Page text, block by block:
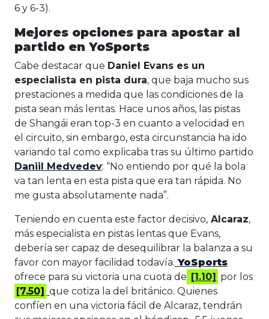
6 y 6-3).
Mejores opciones para apostar al
partido en YoSports
Cabe destacar que Daniel Evans es un
especialista en pista dura, que baja mucho sus
prestaciones a medida que las condiciones de la
pista sean más lentas. Hace unos años, las pistas
de Shangái eran top-3 en cuanto a velocidad en
el circuito, sin embargo, esta circunstancia ha ido
variando tal como explicaba tras su último partido
Daniil Medvedev: “No entiendo por qué la bola
va tan lenta en esta pista que era tan rápida. No
me gusta absolutamente nada”.
Teniendo en cuenta este factor decisivo, Alcaraz,
más especialista en pistas lentas que Evans,
debería ser capaz de desequilibrar la balanza a su
favor con mayor facilidad todavía. YoSports
ofrece para su victoria una cuota de [1.10] por los
[7.50] que cotiza la del británico. Quienes
confíen en una victoria fácil de Alcaraz, tendrán